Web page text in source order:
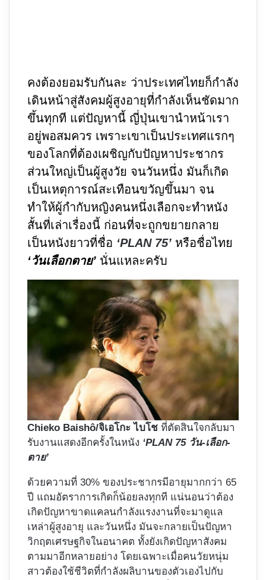
คงต้องยอมรับกันละ ว่าประเทศไทยก็กำลัง
เดินหน้าสู่สังคมผู้สูงอายุที่กำลังเห็นชัดมาก
ขึ้นทุกที แต่ปัญหานี้ ญี่ปุ่นเขานำหน้าเรา
อยู่พอสมควร เพราะเขาเป็นประเทศแรกๆ
ของโลกที่ต้องเผชิญกับปัญหาประชากร
ส่วนใหญ่เป็นผู้สูงวัย จนวันหนึ่ง มันก็เกิด
เป็นเหตุการณ์สะเทือนขวัญขึ้นมา จน
ทำให้ผู้กำกับหญิงคนหนึ่งเลือกจะทำหนัง
สั้นที่เล่าเรื่องนี้ ก่อนที่จะถูกขยายกลาย
เป็นหนังยาวที่ชื่อ ‘PLAN 75’ หรือชื่อไทย
‘วันเลือกตาย’ นั่นแหละครับ
Chieko Baishô/จิเอโกะ ไบโช ที่ตัดสินใจกลับมา
รับงานแสดงอีกครั้งในหนัง ‘PLAN 75 วัน-เลือก-
ตาย’
ด้วยความที่ 30% ของประชากรมีอายุมากกว่า 65
ปี แถมอัตราการเกิดก็น้อยลงทุกที แน่นอนว่าต้อง
เกิดปัญหาขาดแคลนกำลังแรงงานที่จะมาดูแล
เหล่าผู้สูงอายุ และวันหนึ่ง มันจะกลายเป็นปัญหา
วิกฤตเศรษฐกิจในอนาคต ทั้งยังเกิดปัญหาสังคม
ตามมาอีกหลายอย่าง โดยเฉพาะเมื่อคนวัยหนุ่ม
สาวต้องใช้ชีวิตที่กำลังผลิบานของตัวเองไปกับ